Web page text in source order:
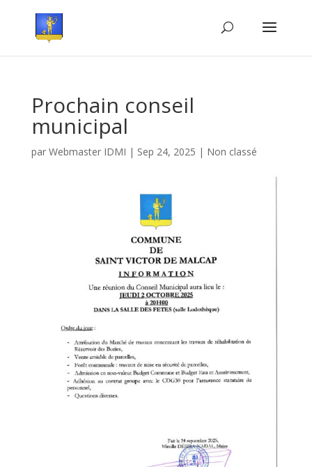
Prochain conseil
municipal
par Webmaster IDMI | Sep 24, 2025 | Non classé